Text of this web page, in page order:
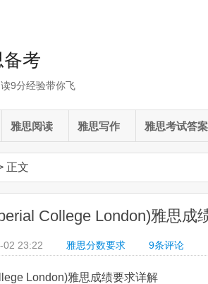
考
9分经验带你飞
雅思阅读 雅思写作 雅思考试答案
正文
College London)雅思成
02 23:22 雅思分数要求 9条评论
London)雅思成绩要求详解